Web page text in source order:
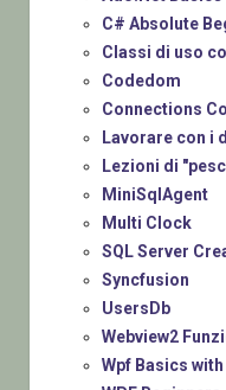
C# Absolute
Classi di uso
Codedom
Connections
Lavorare con i
Lezioni di
MiniSqlAgent
Multi Clock
SQL Server
Syncfusion
UsersDb
Webview2
Wpf Basics